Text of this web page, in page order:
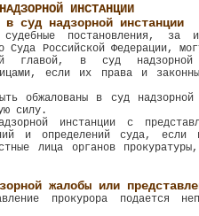
ИНСТАНЦИИ
суд надзорной инстанции
постановления, за
Суда Российской Федерации,
главой, в суд надзорной
если их права и
обжалованы в суд
силу.
инстанции с
и определений суда, если
лица органов
жалобы или
прокурора подается